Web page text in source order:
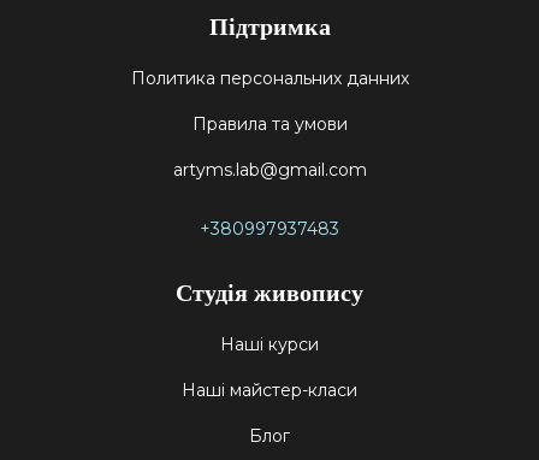
Підтримка
Политика персональних данних
Правила та умови
artyms.lab@gmail.com
+380997937483
Студія живопису
Наші курси
Наші майстер-класи
Блог